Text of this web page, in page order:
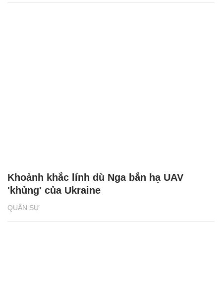
QUÂN SỰ
Khoảnh khắc lính dù Nga bắn hạ UAV
'khủng' của Ukraine